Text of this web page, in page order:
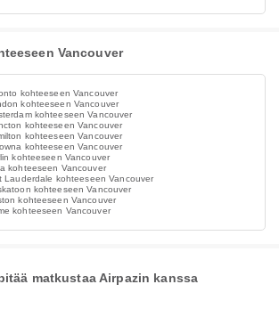
Vancouver
kohteeseen Vancouver
kohteeseen Vancouver
kohteeseen Vancouver
kohteeseen Vancouver
kohteeseen Vancouver
kohteeseen Vancouver
kohteeseen Vancouver
kohteeseen Vancouver
Lauderdale kohteeseen Vancouver
kohteeseen Vancouver
kohteeseen Vancouver
kohteeseen Vancouver
matkustaa Airpazin kanssa